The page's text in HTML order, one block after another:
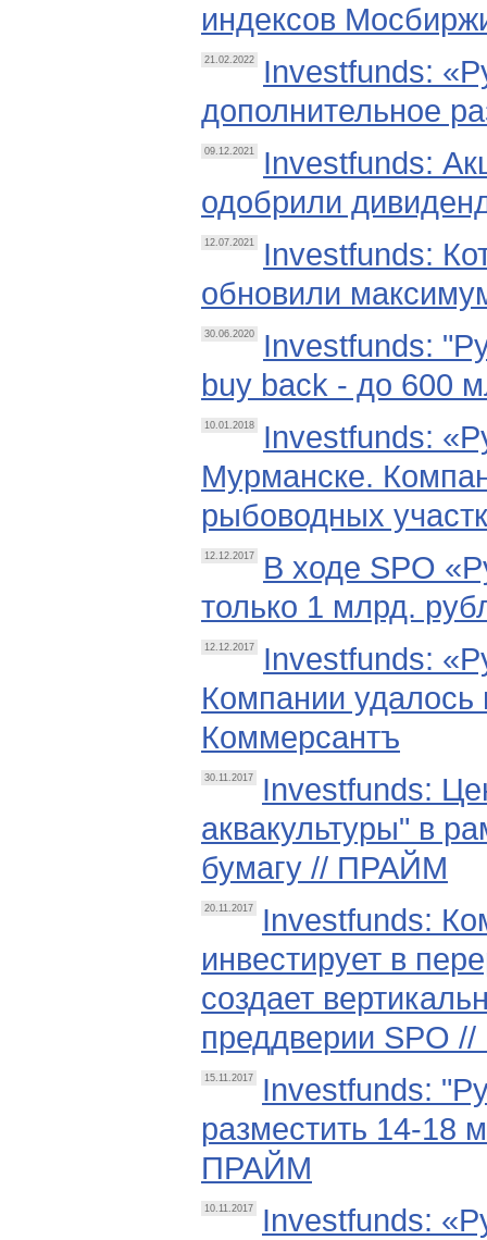
индексов
21.02.2022
Investfunds:
дополнительное
09.12.2021
Investfunds:
одобрили
12.07.2021
Investfunds:
обновили
30.06.2020
Investfunds:
buy back - до 600
10.01.2018
Investfunds:
Мурманске.
рыбоводных
12.12.2017
В ходе SPO
только 1 млрд.
12.12.2017
Investfunds:
Компании удалось
Коммерсантъ
30.11.2017
Investfunds:
аквакультуры" в
бумагу // ПРАЙМ
20.11.2017
Investfunds:
инвестирует в
создает
преддверии SPO
15.11.2017
Investfunds:
разместить 14-18
ПРАЙМ
10.11.2017
Investfunds: